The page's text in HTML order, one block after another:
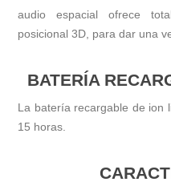
audio espacial ofrece
posicional 3D, para dar una
BATERÍA
La batería recargable de ion
15 horas.